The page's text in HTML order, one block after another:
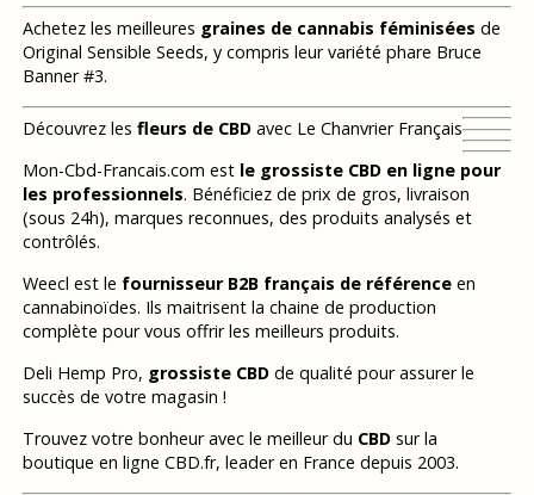
Achetez les meilleures graines de cannabis féminisées de
Original Sensible Seeds, y compris leur variété phare Bruce
Banner #3.
Découvrez les fleurs de CBDavec Le Chanvrier Français
Mon-Cbd-Francais.com est le grossiste CBD en ligne pour
les professionnels. Bénéficiez de prix de gros, livraison
(sous 24h), marques reconnues, des produits analysés et
contrôlés.
Weecl est le fournisseur B2B français de référenceen
cannabinoïdes. Ils maitrisent la chaine de production
complète pour vous offrir les meilleurs produits.
Deli Hemp Pro, grossiste CBDde qualité pour assurer le
succès de votre magasin !
Trouvez votre bonheur avec le meilleur du CBDsur la
boutique en ligne CBD.fr, leader en France depuis 2003.